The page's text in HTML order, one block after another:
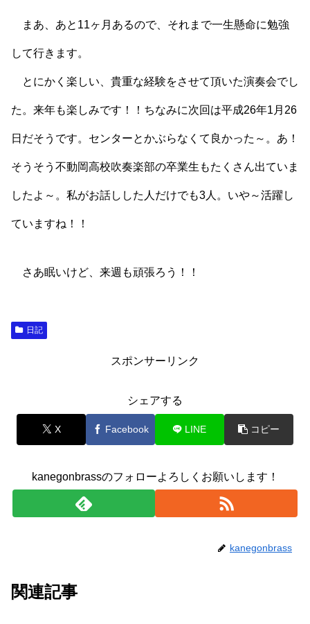
まあ、あと11ヶ月あるので、それまで一生懸命に勉強
して行きます。
とにかく楽しい、貴重な経験をさせて頂いた演奏会でし
た。来年も楽しみです！！ちなみに次回は平成26年1月26
日だそうです。センターとかぶらなくて良かった～。あ！
そうそう不動岡高校吹奏楽部の卒業生もたくさん出ていま
したよ～。私がお話しした人だけでも3人。いや～活躍し
ていますね！！
さあ眠いけど、来週も頑張ろう！！
日記
スポンサーリンク
シェアする
X Facebook LINE コピー
kanegonbrassのフォローよろしくお願いします！
kanegonbrass
関連記事